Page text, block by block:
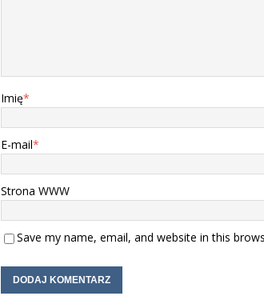
Imię*
E-mail*
Strona WWW
Save my name, email, and website in this